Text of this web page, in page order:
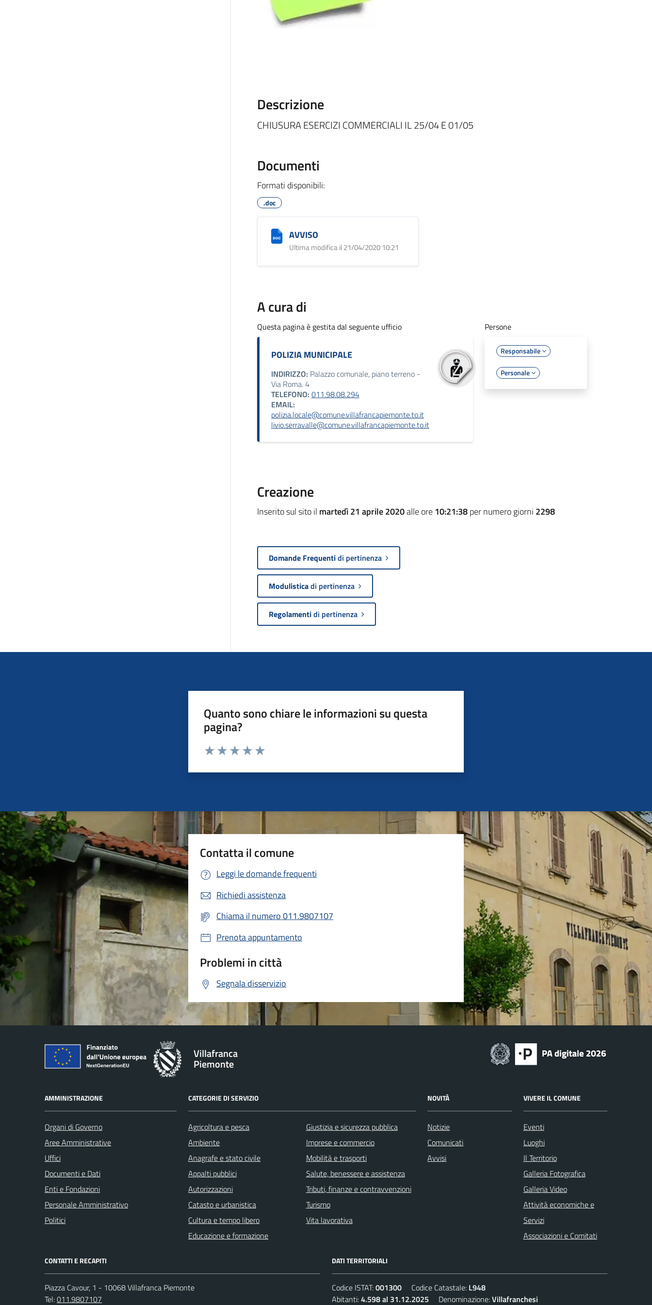
Descrizione
CHIUSURA ESERCIZI COMMERCIALI IL 25/04 E 01/05
Documenti
Formati disponibili:
.doc
AVVISO
Ultima modifica il 21/04/2020 10:21
A cura di
Questa pagina è gestita dal seguente ufficio
POLIZIA MUNICIPALE
INDIRIZZO: Palazzo comunale, piano terreno -
Via Roma. 4
TELEFONO: 011.98.08.294
EMAIL:
polizia.locale@comune.villafrancapiemonte.to.it
livio.serravalle@comune.villafrancapiemonte.to.it
Persone
Responsabile
Personale
Creazione
Inserito sul sito il martedì 21 aprile 2020alle ore10:21:38per numero giorni 2298
Domande Frequentidi pertinenza
Modulisticadi pertinenza
Regolamentidi pertinenza
Quanto sono chiare le informazioni su questa
pagina?
Valuta da 1 a 5 stelle la pagina
Contatta il comune
Leggi le domande frequenti
Richiedi assistenza
Chiama il numero 011.9807107
Prenota appuntamento
Problemi in città
Segnala disservizio
Villafranca
Piemonte
AMMINISTRAZIONE
Organi di Governo
Aree Amministrative
Uffici
Documenti e Dati
Enti e Fondazioni
Personale Amministrativo
Politici
CATEGORIE DI SERVIZIO
Agricoltura e pesca
Ambiente
Anagrafe e stato civile
Appalti pubblici
Autorizzazioni
Catasto e urbanistica
Cultura e tempo libero
Educazione e formazione
Giustizia e sicurezza pubblica
Imprese e commercio
Mobilità e trasporti
Salute, benessere e assistenza
Tributi, finanze e contravvenzioni
Turismo
Vita lavorativa
NOVITÀ
Notizie
Comunicati
Avvisi
VIVERE IL COMUNE
Eventi
Luoghi
Il Territorio
Galleria Fotografica
Galleria Video
Attività economiche e
Servizi
Associazioni e Comitati
CONTATTI E RECAPITI
Piazza Cavour, 1 - 10068 Villafranca Piemonte
Tel:011.9807107
DATI TERRITORIALI
Codice ISTAT:001300 Codice Catastale: L948
Abitanti:4.598 al 31.12.2025 Denominazione:Villafranchesi